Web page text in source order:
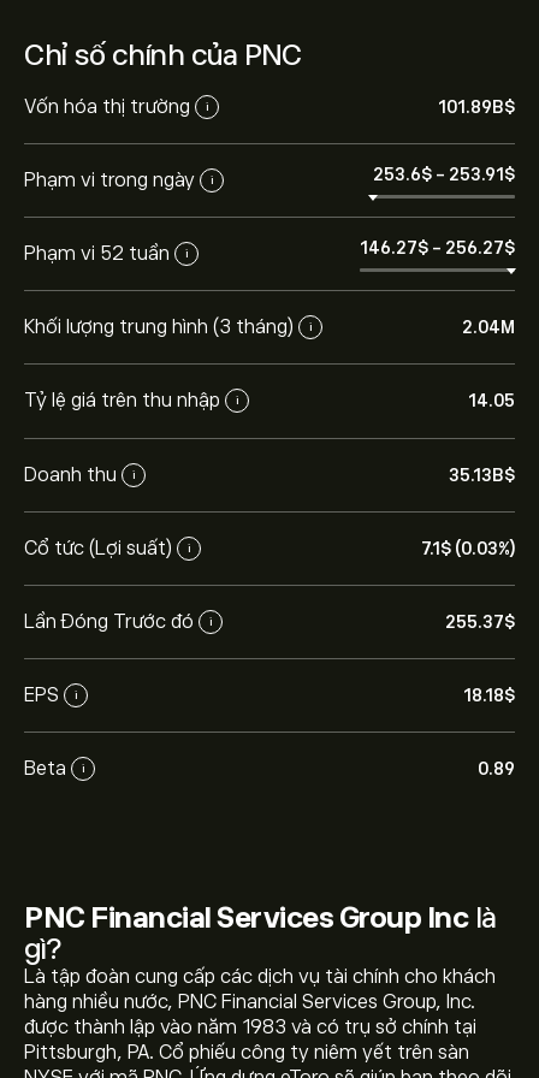
Chỉ số chính của PNC
Vốn hóa thị trường i 101.89B‎$‎
Phạm vi trong ngày i 253.6‎$‎ - 253.91‎$‎
Phạm vi 52 tuần i 146.27‎$‎ - 256.27‎$‎
Khối lượng trung hình (3 tháng) i 2.04M
Tỷ lệ giá trên thu nhập i 14.05
Doanh thu i 35.13B‎$‎
Cổ tức (Lợi suất) i 7.1‎$‎ (0.03%)
Lần Đóng Trước đó i 255.37‎$‎
EPS i 18.18‎$‎
Beta i 0.89
PNC Financial Services Group Inclà
gì?
Là tập đoàn cung cấp các dịch vụ tài chính cho khách
hàng nhiều nước, PNC Financial Services Group, Inc.
được thành lập vào năm 1983 và có trụ sở chính tại
Pittsburgh, PA. Cổ phiếu công ty niêm yết trên sàn